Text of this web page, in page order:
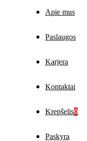
Apie mus
Paslaugos
Karjera
Kontaktai
Krepšelis0
Paskyra